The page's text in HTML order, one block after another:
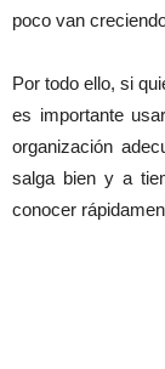
poco van
Por todo ello, si
es importante
organización
salga bien y a
conocer